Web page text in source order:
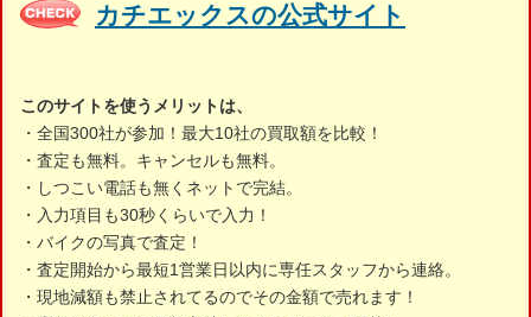
カチエックスの公式サイト
このサイトを使うメリットは、
・全国300社が参加！最大10社の買取額を比較！
・査定も無料。キャンセルも無料。
・しつこい電話も無くネットで完結。
・入力項目も30秒くらいで入力！
・バイクの写真で査定！
・査定開始から最短1営業日以内に専任スタッフから連絡。
・現地減額も禁止されてるのでその金額で売れます！